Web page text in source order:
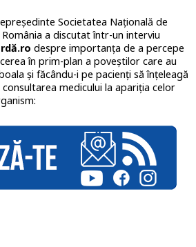
Societatea Națională de
a discutat într-un interviu
despre importanța de a percepe
în prim-plan a poveștilor care au
și făcându-i pe pacienți să înțeleagă
medicului la apariția celor